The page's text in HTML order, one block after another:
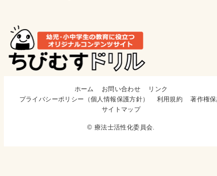
ホーム お問い合わせ
リンク
プライバシーポリシー（個人情報保護方針）
利用規約
著作権
サイトマップ
© 療法士活性化委員会.